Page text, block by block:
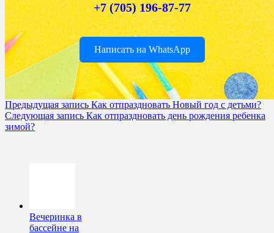
+7 (705) 196-87-77
Написать на WhatsApp
Предыдущая запись Как отпраздновать Новый год с детьми?
Следующая запись Как отпраздновать день рождения ребенка
зимой?
Вечеринка в
бассейне на